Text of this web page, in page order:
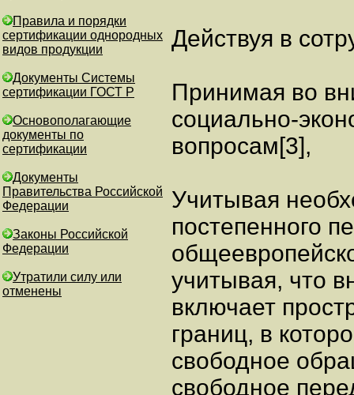
Правила и порядки
сертификации однородных
видов продукции
Документы Системы
сертификации ГОСТ Р
Основополагающие
документы по
сертификации
Документы
Правительства Российской
Федерации
Законы Российской
Федерации
Утратили силу или
отменены
Действуя в
Принимая во
социально-
вопросам[3],
Учитывая
постепенного
учитывая, что
включает
границ, в
свободное
свободное